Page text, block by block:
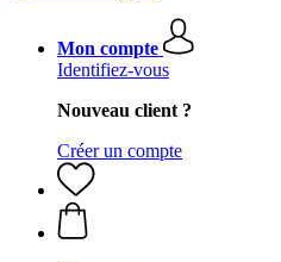
Mon compte
Identifiez-vous
Nouveau client ?
Créer un compte